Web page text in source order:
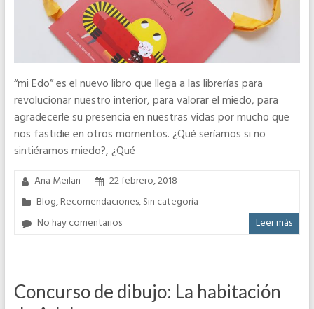
“mi Edo” es el nuevo libro que llega a las librerías para
revolucionar nuestro interior, para valorar el miedo, para
agradecerle su presencia en nuestras vidas por mucho que
nos fastidie en otros momentos. ¿Qué seríamos si no
sintiéramos miedo?, ¿Qué
Ana Meilan
22 febrero, 2018
Blog,Recomendaciones,Sin categoría
No hay comentarios
Leer más
Concurso de dibujo: La habitación